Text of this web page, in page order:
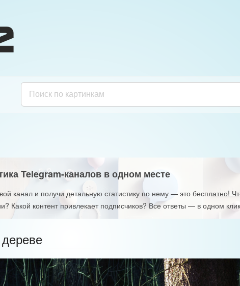
Telegram-каналов в одном месте
канал и получи детальную статистику по нему — это бесплатно!
Какой контент привлекает подписчиков? Все ответы — в одном